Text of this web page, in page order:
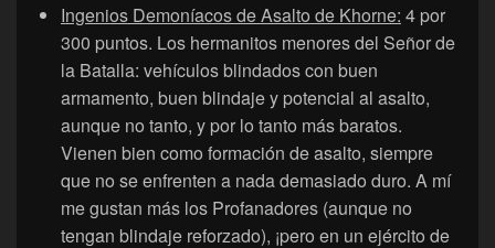
Ingenios Demoníacos de Asalto de Khorne: 4 por
300 puntos. Los hermanitos menores del Señor de
la Batalla: vehículos blindados con buen
armamento, buen blindaje y potencial al asalto,
aunque no tanto, y por lo tanto más baratos.
Vienen bien como formación de asalto, siempre
que no se enfrenten a nada demasiado duro. A mí
me gustan más los Profanadores (aunque no
tengan blindaje reforzado), ¡pero en un ejército de